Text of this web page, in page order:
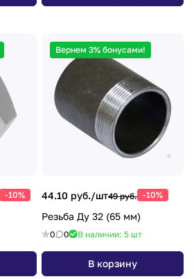
-10%
Вернем 3% бонусами!
44.10 руб./шт49 руб. -10%
Резьба Ду 32 (65 мм)
0 0 В наличии: 5 шт
В корзину